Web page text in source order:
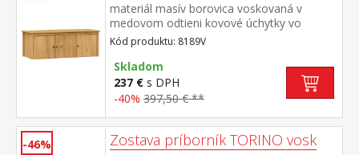
materiál masív borovica voskovaná v
medovom odtieni kovové úchytky vo
farebnom prevedení černená
mosadz nadstavec pre skriňu 8089V
Kód produktu: 8189V
Skladom
237 € s DPH
-40% 397,50 € **
-46% Zostava príborník TORINO vosk